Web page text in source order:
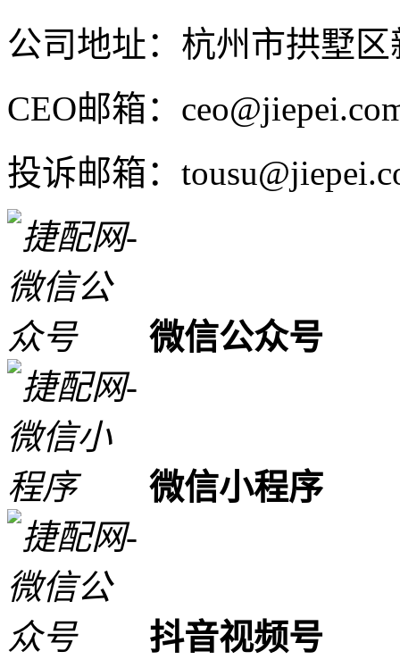
公司地址：杭州市拱墅
CEO邮箱：
投诉邮箱：
微信公众号
微信小程序
抖音视频号